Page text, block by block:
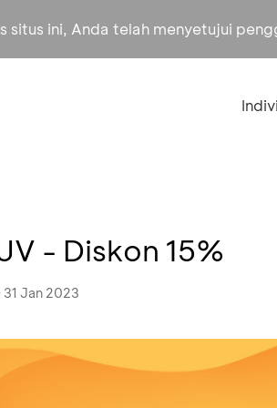
situs ini, Anda telah menyetujui
- Diskon 15%
31 Jan 2023